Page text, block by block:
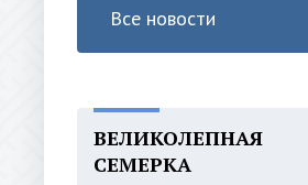
Все новости
ВЕЛИКОЛЕПНАЯ
СЕМЕРКА